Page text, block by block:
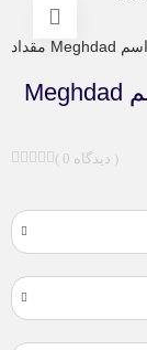
دستبند چرم مردانه طلا حکاکی اسم Meghdad
( 0 دیدگاه )